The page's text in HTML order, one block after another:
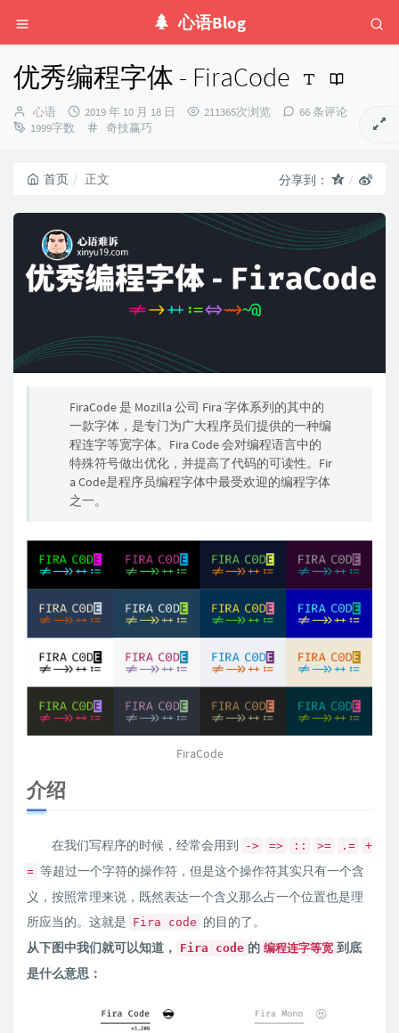
心语Blog
优秀编程字体 - FiraCode
博
主：
心语
发
布
2019 年 10 月 18 日 211365次浏览
66 条评论
1999字数
分
奇技赢巧
首页 正文 分享到：
FiraCode 是 Mozilla 公司 Fira 字体系列的其中的
一款字体，是专门为广大程序员们提供的一种编
程连字等宽字体。Fira Code 会对编程语言中的
特殊符号做出优化，并提高了代码的可读性。Fir
a Code是程序员编程字体中最受欢迎的编程字体
之一。
FiraCode
介绍
在我们写程序的时候，经常会用到 -> => :: >= .=
+
= 等超过一个字符的操作符，但是这个操作符其实只有一个含
义，按照常理来说，既然表达一个含义那么占一个位置也是理
所应当的。这就是 Fira code 的目的了。
从下图中我们就可以知道，
Fira code 的 编程连字等宽 到底
是什么意思：